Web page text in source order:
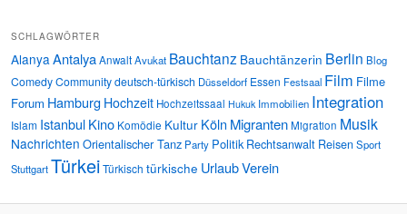
SCHLAGWÖRTER
Alanya AntalyaAnwaltAvukat Bauchtanz Bauchtänzerin Berlin Blog
ComedyCommunitydeutsch-türkisch Düsseldorf Essen Festsaal Film Filme
Forum Hamburg Hochzeit Hochzeitssaal Hukuk Immobilien Integration
Islam IstanbulKino Komödie Kultur Köln MigrantenMigration Musik
Nachrichten Orientalischer Tanz Party Politik Rechtsanwalt ReisenSport
StuttgartTürkeiTürkisch türkische UrlaubVerein